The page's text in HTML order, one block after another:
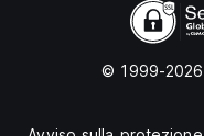
© 1999-2026